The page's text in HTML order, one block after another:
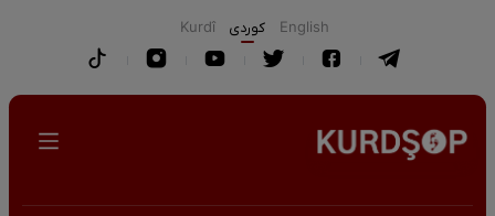
English كوردی Kurdî